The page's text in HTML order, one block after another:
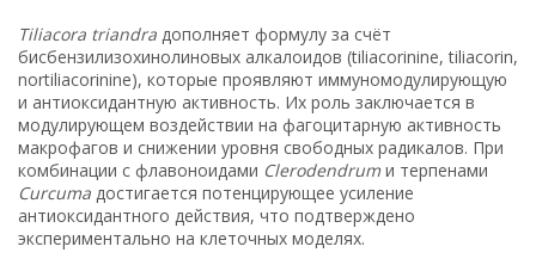
Tiliacora triandra дополняет формулу за счёт
бисбензилизохинолиновых алкалоидов (tiliacorinine, tiliacorin,
nortiliacorinine), которые проявляют иммуномодулирующую
и антиоксидантную активность. Их роль заключается в
модулирующем воздействии на фагоцитарную активность
макрофагов и снижении уровня свободных радикалов. При
комбинации с флавоноидами Clerodendrum и терпенами
Curcuma достигается потенцирующее усиление
антиоксидантного действия, что подтверждено
экспериментально на клеточных моделях.